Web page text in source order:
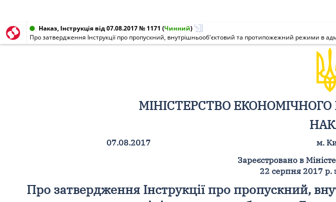
Наказ, Інструкція від 07.08.2017 № 1171 (Чинний)
Про затвердження Інструкції про пропускний, внутрішньооб'єктовий та протипожежний режими в